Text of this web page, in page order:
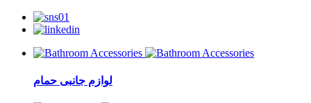
لوازم جانبی حمام